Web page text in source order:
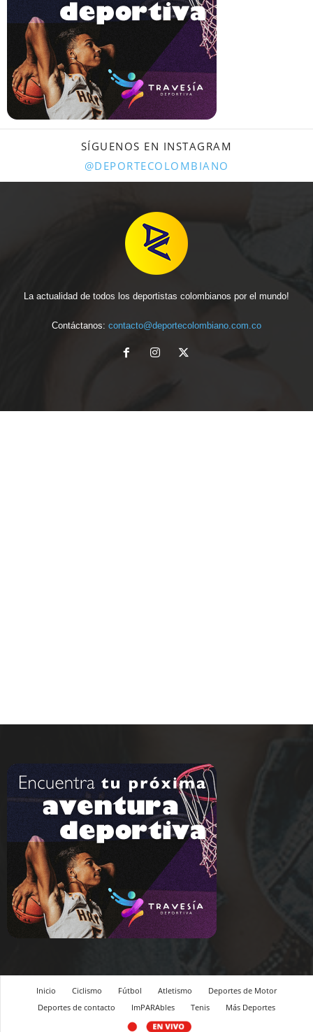
SÍGUENOS EN INSTAGRAM
@DEPORTECOLOMBIANO
La actualidad de todos los deportistas colombianos por el mundo!
Contáctanos: contacto@deportecolombiano.com.co
Inicio Ciclismo Fútbol Atletismo
Deportes de Motor
Deportes de contacto
ImPARAbles Tenis Más Deportes